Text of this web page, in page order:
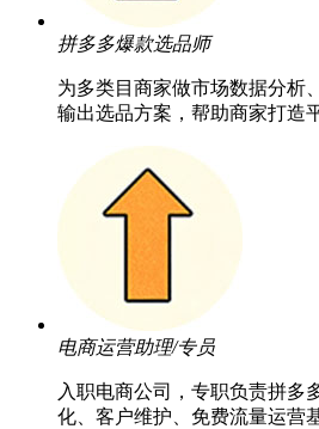
拼多多爆款选品师
为多类目商家做市场数据分析
输出选品方案，帮助商家打造
电商运营助理/专员
入职电商公司，专职负责拼多
化、客户维护、免费流量运营